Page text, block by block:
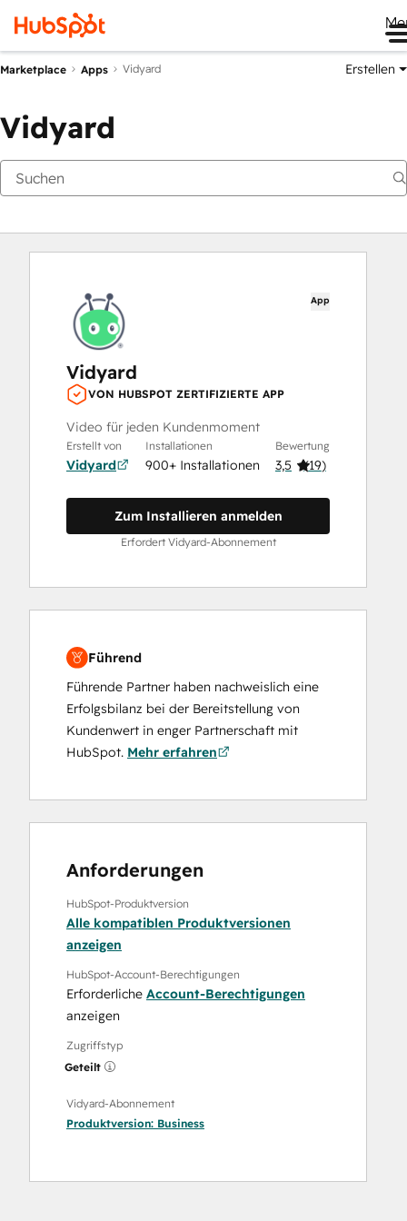
Marketplace Apps Vidyard Erstellen
Vidyard
App
Vidyard
VON HUBSPOT ZERTIFIZIERTE APP
Video für jeden Kundenmoment
Erstellt von
Vidyard
Installationen
900+ Installationen
Bewertung
3,5 (19)
Zum Installieren anmelden
Erfordert Vidyard-Abonnement
Führend
Führende Partner haben nachweislich eine
Erfolgsbilanz bei der Bereitstellung von
Kundenwert in enger Partnerschaft mit
HubSpot. Mehr erfahren
Anforderungen
HubSpot-Produktversion
Alle kompatiblen Produktversionen
anzeigen
HubSpot-Account-Berechtigungen
Erforderliche Account-Berechtigungen
anzeigen
Zugriffstyp
Geteilt
Vidyard-Abonnement
Produktversion: Business